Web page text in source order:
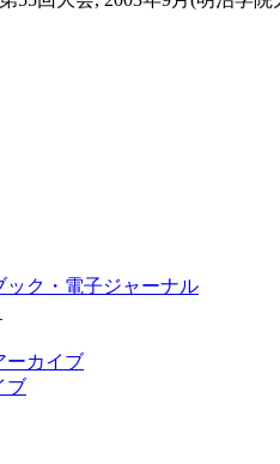
ック・電子ジャーナル
ーカイブ
ブ